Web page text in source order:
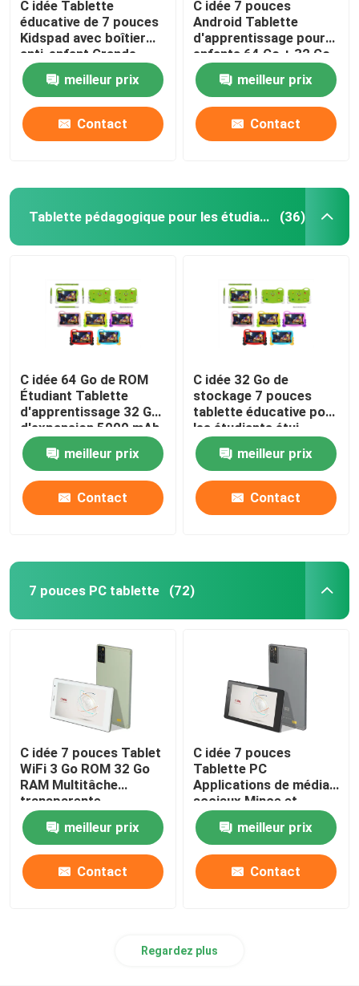
C idée Tablette
éducative de 7 pouces
Kidspad avec boîtier
anti-enfant Grande
batterie 5000mAh
IWAWA pré-installé
CM80Red
meilleur prix
Contact
C idée 7 pouces
Android Tablette
d'apprentissage pour
enfants 64 Go + 32 Go
Stockage extensible
HD Double caméra 2
MP + 2 MP CM80 Jaune
meilleur prix
Contact
Tablette pédagogique pour les étudiants (36)
C idée 64 Go de ROM
Étudiant Tablette
d'apprentissage 32 Go
d'expansion 5000 mAh
CM78 bleu
meilleur prix
Contact
C idée 32 Go de
stockage 7 pouces
tablette éducative pour
les étudiants étui
durable contrôle
parental CM78-Rose
meilleur prix
Contact
7 pouces PC tablette (72)
C idée 7 pouces Tablet
WiFi 3 Go ROM 32 Go
RAM Multitâche
transparente
1024x600 IPS
Affichage réactif au
toucher CM520
meilleur prix
Contact
C idée 7 pouces
Tablette PC
Applications de médias
sociaux Mince et
portable Performance
lisse Doubles caméras
Sensitivité au toucher
CM520
meilleur prix
Contact
Regardez plus